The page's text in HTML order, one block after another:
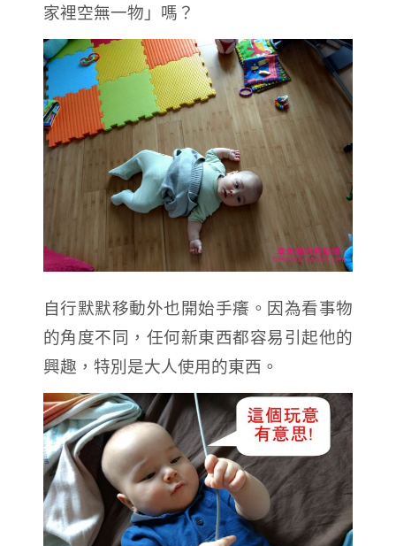
家裡空無一物」嗎？
自行默默移動外也開始手癢。因為看事物
的角度不同，任何新東西都容易引起他的
興趣，特別是大人使用的東西。